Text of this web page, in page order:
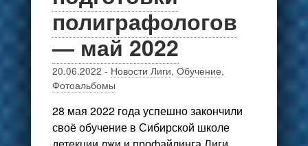
полиграфологов
— май 2022
20.06.2022 - Новости Лиги, Обучение,
Фотоальбомы
28 мая 2022 года успешно закончили
своё обучение в Сибирской школе